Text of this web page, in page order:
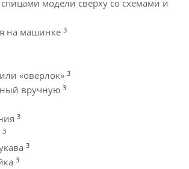
модели сверху со схемами и
на машинке 3
«оверлок» 3
вручную 3
3
3
3
3